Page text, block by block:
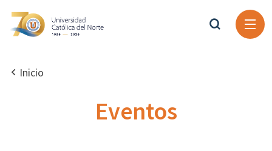
Inicio
Eventos